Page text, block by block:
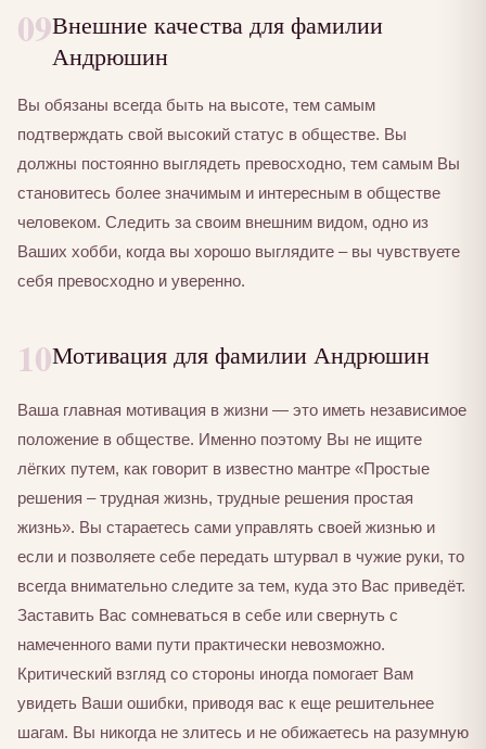
09Внешние качества для фамилии
Андрюшин
Вы обязаны всегда быть на высоте, тем самым
подтверждать свой высокий статус в обществе. Вы
должны постоянно выглядеть превосходно, тем самым Вы
становитесь более значимым и интересным в обществе
человеком. Следить за своим внешним видом, одно из
Ваших хобби, когда вы хорошо выглядите – вы чувствуете
себя превосходно и уверенно.
10Мотивация для фамилии Андрюшин
Ваша главная мотивация в жизни — это иметь независимое
положение в обществе. Именно поэтому Вы не ищите
лёгких путем, как говорит в известно мантре «Простые
решения – трудная жизнь, трудные решения простая
жизнь». Вы стараетесь сами управлять своей жизнью и
если и позволяете себе передать штурвал в чужие руки, то
всегда внимательно следите за тем, куда это Вас приведёт.
Заставить Вас сомневаться в себе или свернуть с
намеченного вами пути практически невозможно.
Критический взгляд со стороны иногда помогает Вам
увидеть Ваши ошибки, приводя вас к еще решительнее
шагам. Вы никогда не злитесь и не обижаетесь на разумную